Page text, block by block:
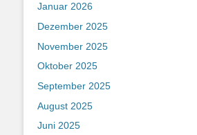
Januar 2026
Dezember 2025
November 2025
Oktober 2025
September 2025
August 2025
Juni 2025